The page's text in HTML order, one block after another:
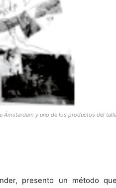
Ámsterdam y uno de los productos del
presento un método